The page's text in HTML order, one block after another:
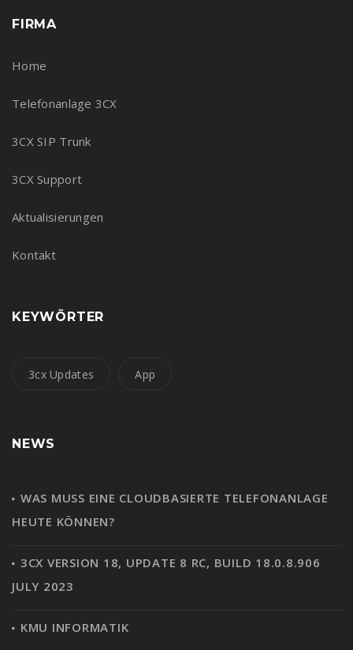
FIRMA
Home
Telefonanlage 3CX
3CX SIP Trunk
3CX Support
Aktualisierungen
Kontakt
KEYWÖRTER
3cx Updates App
NEWS
WAS MUSS EINE CLOUDBASIERTE TELEFONANLAGE
HEUTE KÖNNEN?
3CX VERSION 18, UPDATE 8 RC, BUILD 18.0.8.906
JULY 2023
KMU INFORMATIK